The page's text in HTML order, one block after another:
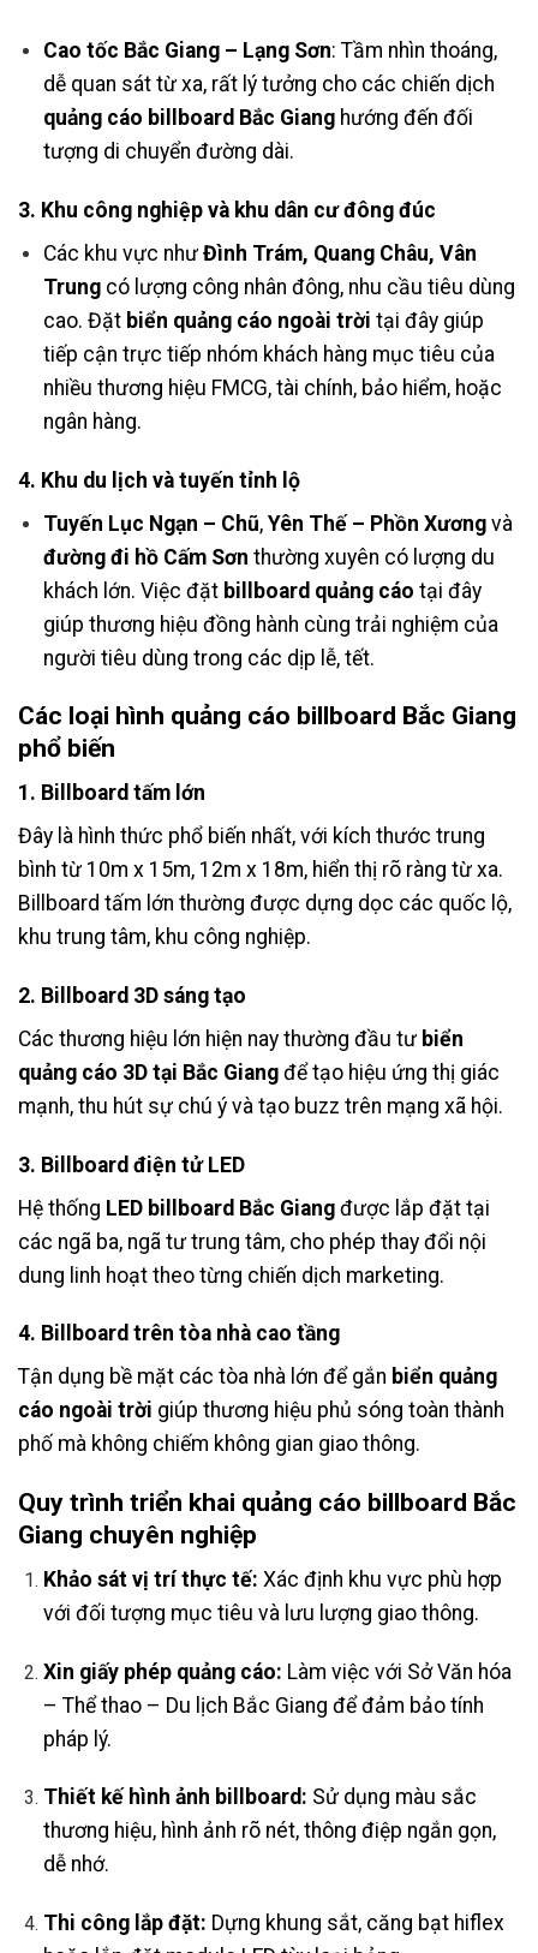
Cao tốc Bắc Giang – Lạng Sơn: Tầm nhìn thoáng,
dễ quan sát từ xa, rất lý tưởng cho các chiến dịch
quảng cáo billboard Bắc Gianghướng đến đối
tượng di chuyển đường dài.
3. Khu công nghiệp và khu dân cư đông đúc
Các khu vực nhưĐình Trám, Quang Châu, Vân
Trungcó lượng công nhân đông, nhu cầu tiêu dùng
cao. Đặt biển quảng cáo ngoài trời tại đây giúp
tiếp cận trực tiếp nhóm khách hàng mục tiêu của
nhiều thương hiệu FMCG, tài chính, bảo hiểm, hoặc
ngân hàng.
4. Khu du lịch và tuyến tỉnh lộ
Tuyến Lục Ngạn – Chũ, Yên Thế – Phồn Xươngvà
đường đi hồ Cấm Sơn thường xuyên có lượng du
khách lớn. Việc đặt billboard quảng cáo tại đây
giúp thương hiệu đồng hành cùng trải nghiệm của
người tiêu dùng trong các dịp lễ, tết.
Các loại hình quảng cáo billboard Bắc Giang
phổ biến
1. Billboard tấm lớn
Đây là hình thức phổ biến nhất, với kích thước trung
bình từ 10m x 15m, 12m x 18m, hiển thị rõ ràng từ xa.
Billboard tấm lớn thường được dựng dọc các quốc lộ,
khu trung tâm, khu công nghiệp.
2. Billboard 3D sáng tạo
Các thương hiệu lớn hiện nay thường đầu tư biển
quảng cáo 3D tại Bắc Giang để tạo hiệu ứng thị giác
mạnh, thu hút sự chú ý và tạo buzz trên mạng xã hội.
3. Billboard điện tử LED
Hệ thống LED billboard Bắc Giang được lắp đặt tại
các ngã ba, ngã tư trung tâm, cho phép thay đổi nội
dung linh hoạt theo từng chiến dịch marketing.
4. Billboard trên tòa nhà cao tầng
Tận dụng bề mặt các tòa nhà lớn để gắn biển quảng
cáo ngoài trời giúp thương hiệu phủ sóng toàn thành
phố mà không chiếm không gian giao thông.
Quy trình triển khai quảng cáo billboard Bắc
Giang chuyên nghiệp
Khảo sát vị trí thực tế: Xác định khu vực phù hợp
với đối tượng mục tiêu và lưu lượng giao thông.
Xin giấy phép quảng cáo: Làm việc với Sở Văn hóa
– Thể thao – Du lịch Bắc Giang để đảm bảo tính
pháp lý.
Thiết kế hình ảnh billboard: Sử dụng màu sắc
thương hiệu, hình ảnh rõ nét, thông điệp ngắn gọn,
dễ nhớ.
Thi công lắp đặt: Dựng khung sắt, căng bạt hiflex